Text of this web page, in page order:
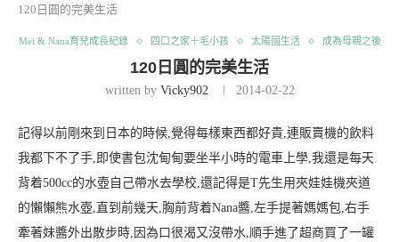
120日圓的完美生活
Mei & Nana育兒成長紀錄 四口之家＋毛小孩 太陽國生活 成為母親之後
120日圓的完美生活
written by Vicky902 2014-02-22
記得以前剛來到日本的時候,覺得每樣東西都好貴,連販賣機的飲料
我都下不了手,即使書包沈甸甸要坐半小時的電車上學,我還是每天
背着500cc的水壺自己帶水去學校,還記得是T先生用夾娃娃機夾道
的懶懶熊水壺,直到前幾天,胸前背着Nana醬,左手提著媽媽包,右手
牽著妹醬外出散步時,因為口很渴又沒帶水,順手進了超商買了一罐